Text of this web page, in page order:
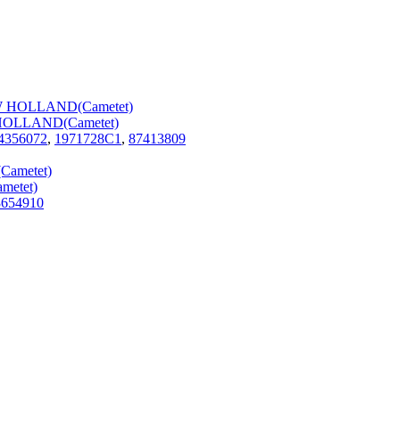
, 1971728C1 , 87413809